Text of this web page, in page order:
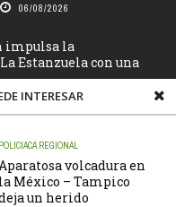
INTERESAR
POLICIACA REGIONAL
volcadura en
la México – Tampico
un herido
06/08/2026
impulsa la
Estanzuela con una
06/08/2026
apoya a familias de la
05/08/2026